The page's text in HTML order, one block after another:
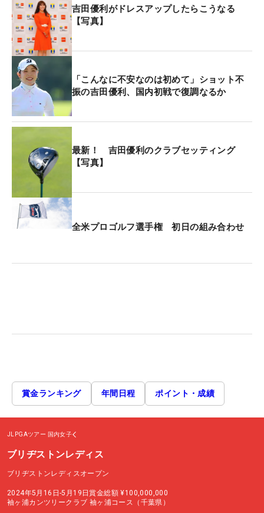
吉田優利がドレスアップしたらこうなる
【写真】
「こんなに不安なのは初めて」ショット不
振の吉田優利、国内初戦で復調なるか
最新！ 吉田優利のクラブセッティング
【写真】
全米プロゴルフ選手権 初日の組み合わせ
賞金ランキング 年間日程 ポイント・成績
JLPGAツアー 国内女子
ブリヂストンレディス
ブリヂストンレディスオープン
2024年5月16日-5月19日賞金総額 ¥100,000,000
袖ヶ浦カンツリークラブ 袖ヶ浦コース（千葉県）